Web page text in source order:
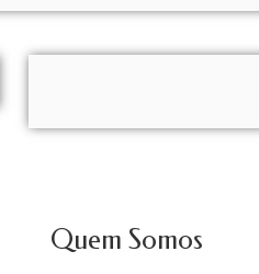
Quem Somos